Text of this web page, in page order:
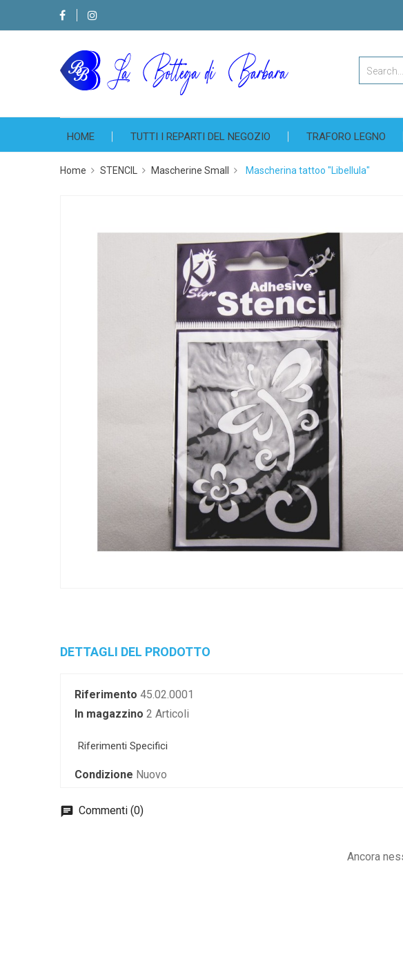
HOME TUTTI I REPARTI DEL NEGOZIO TRAFORO LEGNO
Home STENCIL Mascherine Small Mascherina tattoo "Libellula"
DETTAGLI DEL PRODOTTO
Riferimento 45.02.0001
In magazzino 2 Articoli
Riferimenti Specifici
Condizione Nuovo
Commenti (0)
Ancora